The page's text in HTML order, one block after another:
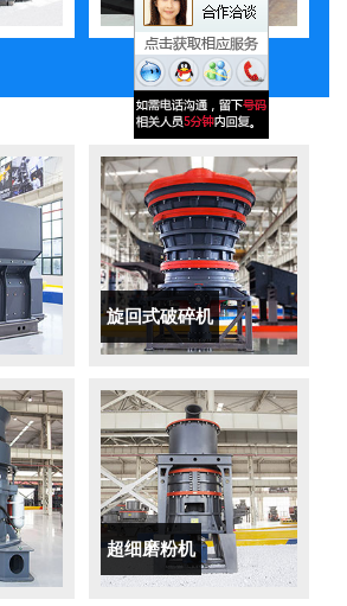
旋回式破碎机
超细磨粉机